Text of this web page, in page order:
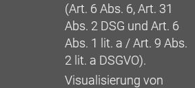
(Art. 6 Abs. 6, Art. 31
Abs. 2 DSG und Art. 6
Abs. 1 lit. a / Art. 9 Abs.
2 lit. a DSGVO).
Visualisierung von